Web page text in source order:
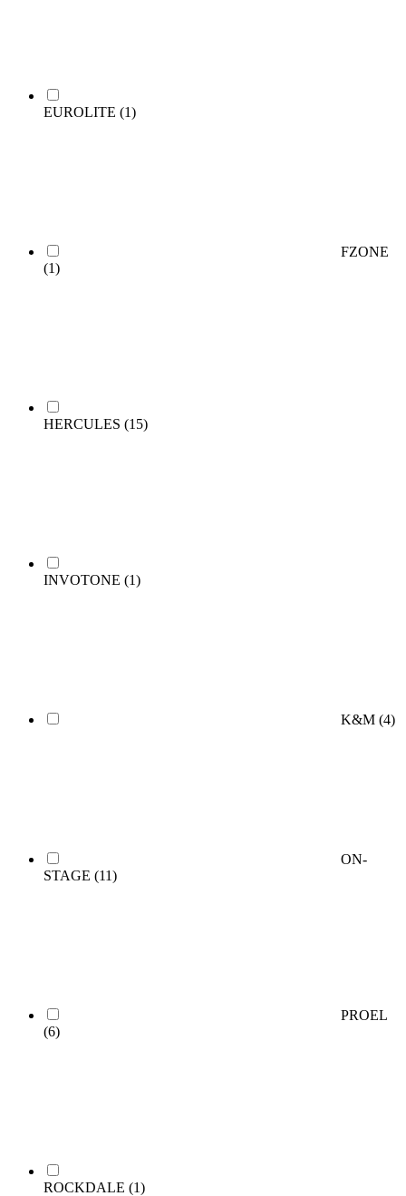
EUROLITE (1)
FZONE
(1)
HERCULES (15)
INVOTONE (1)
K&M (4)
ON-
STAGE (11)
PROEL
(6)
ROCKDALE (1)